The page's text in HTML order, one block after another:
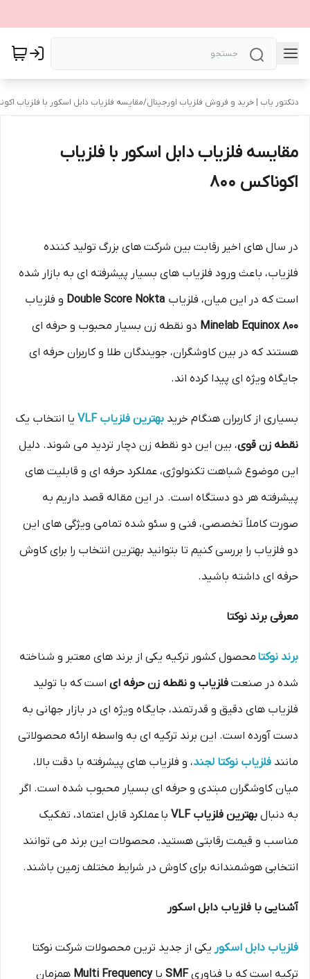
دتکتور یاب | خرید و فروش فلزیاب اورجینال/مقایسه فلزیاب دابل اسکور با فلزیاب
مقایسه فلزیاب دابل اسکور با فلزیاب
اکوناکس 800
در سال‌ های اخیر رقابت بین شرکت‌ های بزرگ تولید کننده
فلزیاب، باعث ورود فلزیاب های بسیار پیشرفته‌ ای به بازار شده
است که در این میان، فلزیاب Double Score Nokta و فلزیاب
Minelab Equinox 800 دو نقطه زن بسیار محبوب و حرفه‌ ای
هستند که در بین کاوشگران، جویندگان طلا و کاربران حرفه‌ ای
جایگاه ویژه‌ ای پیدا کرده‌ اند.
بسیاری از کاربران هنگام خرید بهترین فلزیاب VLF
یا انتخاب یک
نقطه زن قوی، بین این دو نقطه زن دچار تردید می شوند. دلیل
این موضوع شباهت تکنولوژی، عملکرد حرفه‌ ای و قابلیت‌ های
پیشرفته هر دو دستگاه است. در این مقاله قصد داریم به‌
صورت کاملاً تخصصی، فنی و سئو شده تمامی ویژگی‌ های این
دو فلزیاب را بررسی کنیم تا بتوانید بهترین انتخاب را برای کاوش
حرفه‌ ای داشته باشید.
معرفی برند نوکتا
برند نوکتا محصول کشور ترکیه یکی از برند های معتبر و شناخته‌
شده در صنعت فلزیاب و نقطه‌ زن حرفه‌ ای است که با تولید
فلزیاب های دقیق و قدرتمند، جایگاه ویژه‌ ای در بازار جهانی به
دست آورده است. این برند ترکیه‌ ای به‌ واسطه ارائه محصولاتی
مانند فلزیاب نوکتا لجند، و فلزیاب های پیشرفته با دقت بالا،
میان کاوشگران مبتدی و حرفه‌ ای بسیار محبوب شده است. اگر
به دنبال بهترین فلزیاب VLF
با عملکرد قابل اعتماد، تفکیک
مناسب و قیمت رقابتی هستید، محصولات این برند می‌ توانند
انتخابی هوشمندانه برای کاوش در شرایط مختلف زمین باشند.
آشنایی با فلزیاب دابل اسکور
فلزیاب دابل اسکور یکی از جدید ترین محصولات شرکت نوکتا
ترکیه است که با فناوری SMF یاMulti Frequency همزمان